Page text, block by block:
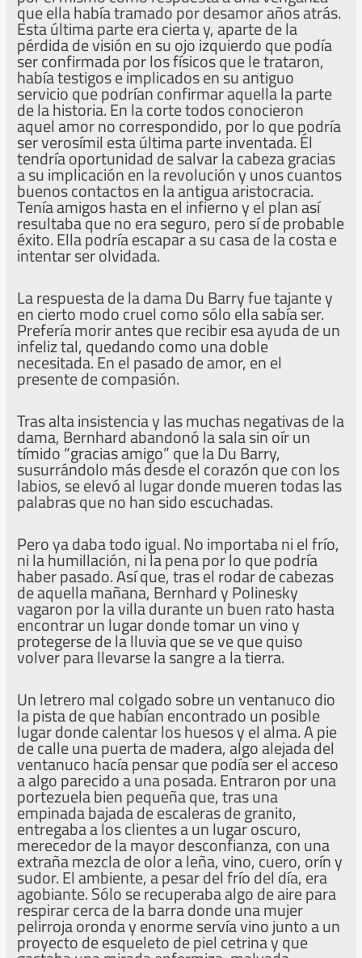
que ella había tramado por desamor años atrás.
Esta última parte era cierta y, aparte de la
pérdida de visión en su ojo izquierdo que podía
ser confirmada por los físicos que le trataron,
había testigos e implicados en su antiguo
servicio que podrían confirmar aquella la parte
de la historia. En la corte todos conocieron
aquel amor no correspondido, por lo que podría
ser verosímil esta última parte inventada. Él
tendría oportunidad de salvar la cabeza gracias
a su implicación en la revolución y unos cuantos
buenos contactos en la antigua aristocracia.
Tenía amigos hasta en el infierno y el plan así
resultaba que no era seguro, pero sí de probable
éxito. Ella podría escapar a su casa de la costa e
intentar ser olvidada.
La respuesta de la dama Du Barry fue tajante y
en cierto modo cruel como sólo ella sabía ser.
Prefería morir antes que recibir esa ayuda de un
infeliz tal, quedando como una doble
necesitada. En el pasado de amor, en el
presente de compasión.
Tras alta insistencia y las muchas negativas de la
dama, Bernhard abandonó la sala sin oír un
tímido “gracias amigo” que la Du Barry,
susurrándolo más desde el corazón que con los
labios, se elevó al lugar donde mueren todas las
palabras que no han sido escuchadas.
Pero ya daba todo igual. No importaba ni el frío,
ni la humillación, ni la pena por lo que podría
haber pasado. Así que, tras el rodar de cabezas
de aquella mañana, Bernhard y Polinesky
vagaron por la villa durante un buen rato hasta
encontrar un lugar donde tomar un vino y
protegerse de la lluvia que se ve que quiso
volver para llevarse la sangre a la tierra.
Un letrero mal colgado sobre un ventanuco dio
la pista de que habían encontrado un posible
lugar donde calentar los huesos y el alma. A pie
de calle una puerta de madera, algo alejada del
ventanuco hacía pensar que podía ser el acceso
a algo parecido a una posada. Entraron por una
portezuela bien pequeña que, tras una
empinada bajada de escaleras de granito,
entregaba a los clientes a un lugar oscuro,
merecedor de la mayor desconfianza, con una
extraña mezcla de olor a leña, vino, cuero, orín y
sudor. El ambiente, a pesar del frío del día, era
agobiante. Sólo se recuperaba algo de aire para
respirar cerca de la barra donde una mujer
pelirroja oronda y enorme servía vino junto a un
proyecto de esqueleto de piel cetrina y que